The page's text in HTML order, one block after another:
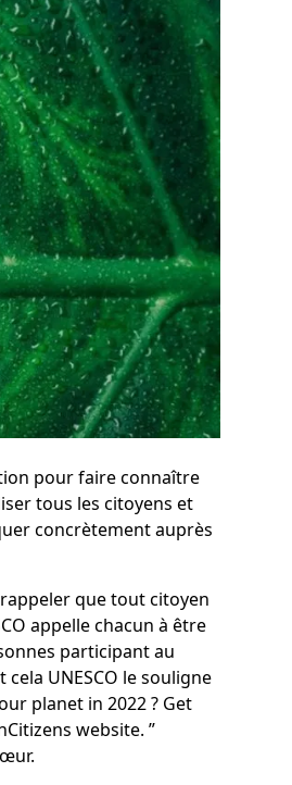
pour faire connaître
tous les citoyens et
concrètement auprès
que tout citoyen
appelle chacun à être
participant au
UNESCO le souligne
planet in 2022 ? Get
website. ”